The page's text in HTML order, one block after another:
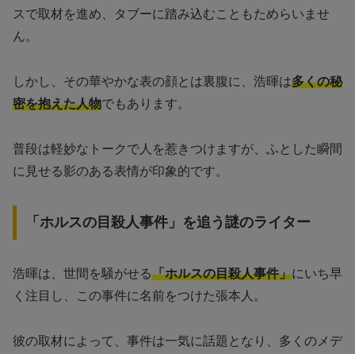
スで取材を進め、タブーに踏み込むこともためらいませ
ん。
しかし、その華やかな表の顔とは裏腹に、浩暉は多くの秘
密を抱えた人物でもあります。
普段は軽妙なトークで人を惹きつけますが、ふとした瞬間
に見せる影のある表情が印象的です。
「ホルスの目殺人事件」を追う謎のライター
浩暉は、世間を騒がせる「ホルスの目殺人事件」にいち早
く注目し、この事件に名前をつけた張本人。
彼の取材によって、事件は一気に話題となり、多くのメデ